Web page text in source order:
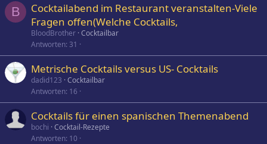
B
Cocktailabend im Restaurant veranstalten-Viele
Fragen offen(Welche Cocktails,
BloodBrother Cocktailbar
Antworten 31
Metrische Cocktails versus US- Cocktails
dadid123 Cocktailbar
Antworten 16
Cocktails für einen spanischen Themenabend
bochi Cocktail-Rezepte
Antworten 10